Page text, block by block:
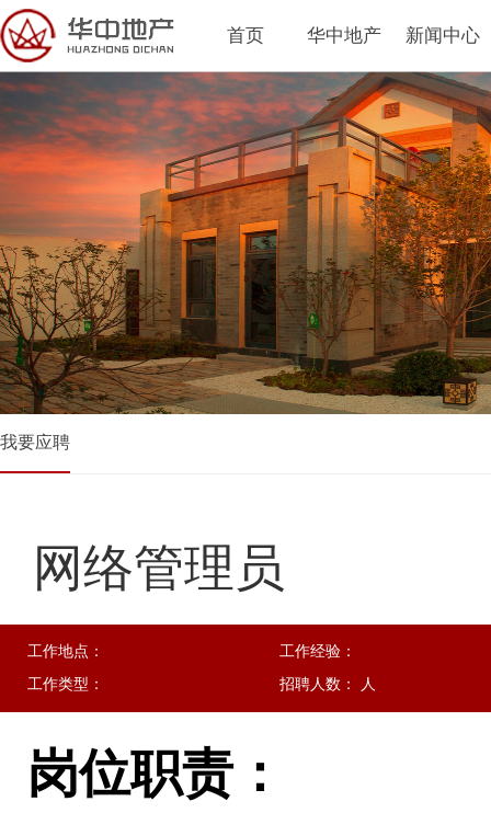
首页 华中地产 新闻中心
我要应聘
网络管理员
工作地点：
工作经验：
工作类型：
招聘人数： 人
岗位职责：